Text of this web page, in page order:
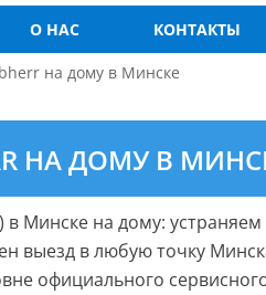
О НАС КОНТАКТЫ
на дому в Минске
НА ДОМУ В
Минске на дому:
выезд в любую точку
официального